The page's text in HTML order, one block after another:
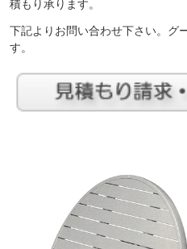
積もり承ります。
下記よりお問い合わせ下さい。グ
す。